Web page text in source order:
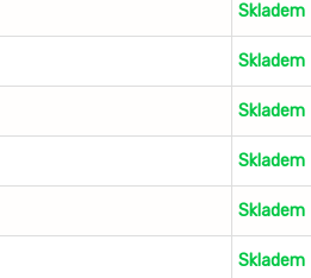
Skladem
Skladem
Skladem
Skladem
Skladem
Skladem